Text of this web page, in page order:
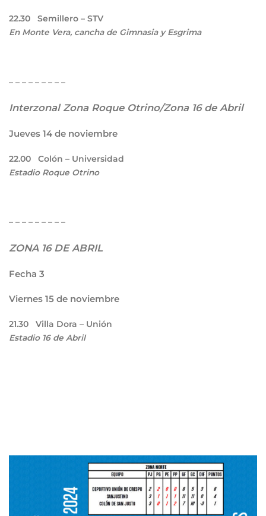
22.30 Semillero – STV
En Monte Vera, cancha de Gimnasia y Esgrima
– – – – – – – – –
Interzonal Zona Roque Otrino/Zona 16 de Abril
Jueves 14 de noviembre
22.00 Colón – Universidad
Estadio Roque Otrino
– – – – – – – – –
ZONA 16 DE ABRIL
Fecha 3
Viernes 15 de noviembre
21.30 Villa Dora – Unión
Estadio 16 de Abril